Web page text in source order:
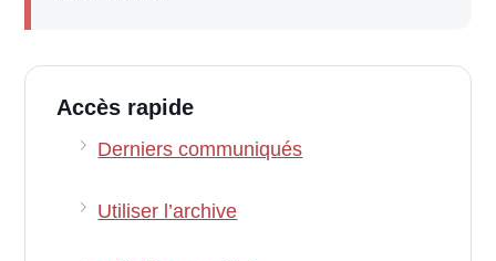
Accès rapide
Derniers communiqués
Utiliser l’archive